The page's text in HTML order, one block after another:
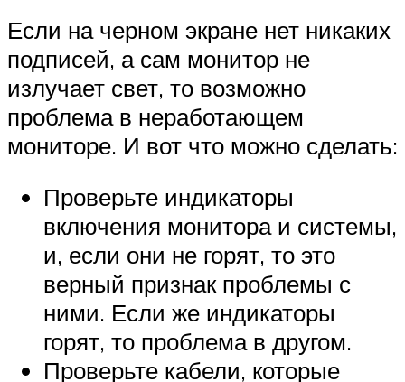
Если на черном экране нет никаких
подписей, а сам монитор не
излучает свет, то возможно
проблема в неработающем
мониторе. И вот что можно сделать:
Проверьте индикаторы
включения монитора и системы,
и, если они не горят, то это
верный признак проблемы с
ними. Если же индикаторы
горят, то проблема в другом.
Проверьте кабели, которые